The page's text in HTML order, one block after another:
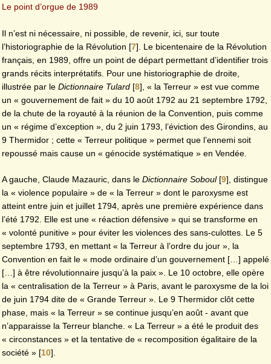
Le point d’orgue de 1989
Il n’est ni nécessaire, ni possible, de revenir, ici, sur toute
l’historiographie de la Révolution [7] . Le bicentenaire de la Révolution
français, en 1989, offre un point de départ permettant d’identifier trois
grands récits interprétatifs. Pour une historiographie de droite,
illustrée par le Dictionnaire Tulard [8] , « la Terreur » est vue comme
un « gouvernement de fait » du 10 août 1792 au 21 septembre 1792,
de la chute de la royauté à la réunion de la Convention, puis comme
un « régime d’exception », du 2 juin 1793, l’éviction des Girondins, au
9 Thermidor ; cette « Terreur politique » permet que l’ennemi soit
repoussé mais cause un « génocide systématique » en Vendée.
A gauche, Claude Mazauric, dans le Dictionnaire Soboul[9], distingue
la « violence populaire » de « la Terreur » dont le paroxysme est
atteint entre juin et juillet 1794, après une première expérience dans
l’été 1792. Elle est une « réaction défensive » qui se transforme en
« volonté punitive » pour éviter les violences des sans-culottes. Le 5
septembre 1793, en mettant « la Terreur à l’ordre du jour », la
Convention en fait le « mode ordinaire d’un gouvernement […] appelé
[…] à être révolutionnaire jusqu’à la paix ». Le 10 octobre, elle opère
la « centralisation de la Terreur » à Paris, avant le paroxysme de la loi
de juin 1794 dite de « Grande Terreur ». Le 9 Thermidor clôt cette
phase, mais « la Terreur » se continue jusqu’en août - avant que
n’apparaisse la Terreur blanche. « La Terreur » a été le produit des
« circonstances » et la tentative de « recomposition égalitaire de la
société » [10].